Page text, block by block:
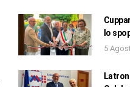
lo
5